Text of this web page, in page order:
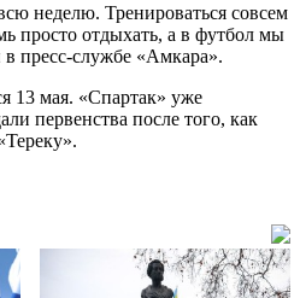
неделю. Тренироваться совсем
просто отдыхать, а в футбол мы
пресс-службе «Амкара».
13 мая. «Спартак» уже
первенства после того, как